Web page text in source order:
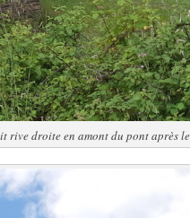
rive droite en amont du pont après